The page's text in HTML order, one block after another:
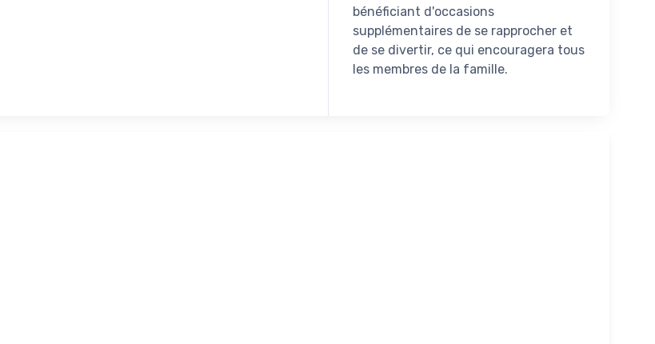
bénéficiant d'occasions
supplémentaires de se rapprocher et
de se divertir, ce qui encouragera tous
les membres de la famille.